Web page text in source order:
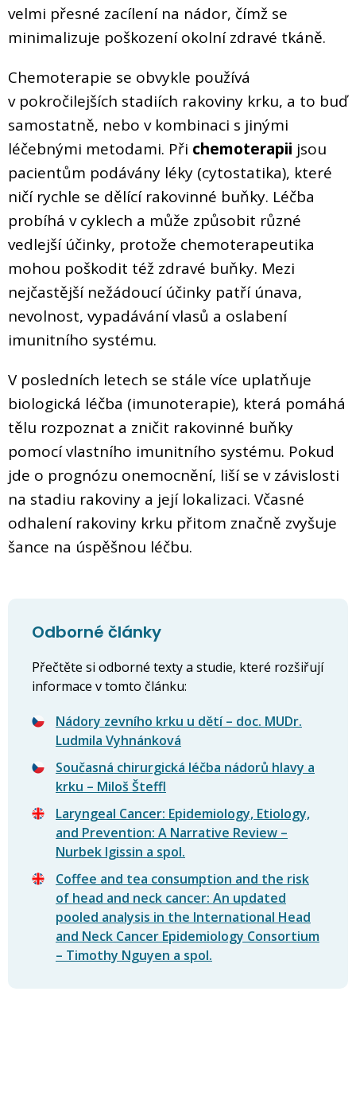
velmi přesné zacílení na nádor, čímž se
minimalizuje poškození okolní zdravé tkáně.
Chemoterapie se obvykle používá
v pokročilejších stadiích rakoviny krku, a to buď
samostatně, nebo v kombinaci s jinými
léčebnými metodami. Při chemoterapii jsou
pacientům podávány léky (cytostatika), které
ničí rychle se dělící rakovinné buňky. Léčba
probíhá v cyklech a může způsobit různé
vedlejší účinky, protože chemoterapeutika
mohou poškodit též zdravé buňky. Mezi
nejčastější nežádoucí účinky patří únava,
nevolnost, vypadávání vlasů a oslabení
imunitního systému.
V posledních letech se stále více uplatňuje
biologická léčba (imunoterapie), která pomáhá
tělu rozpoznat a zničit rakovinné buňky
pomocí vlastního imunitního systému. Pokud
jde o prognózu onemocnění, liší se v závislosti
na stadiu rakoviny a její lokalizaci. Včasné
odhalení rakoviny krku přitom značně zvyšuje
šance na úspěšnou léčbu.
Odborné články
Přečtěte si odborné texty a studie, které rozšiřují
informace v tomto článku:
Nádory zevního krku u dětí – doc. MUDr.
Ludmila Vyhnánková
Současná chirurgická léčba nádorů hlavy a
krku – Miloš Šteffl
Laryngeal Cancer: Epidemiology, Etiology,
and Prevention: A Narrative Review –
Nurbek Igissin a spol.
Coffee and tea consumption and the risk
of head and neck cancer: An updated
pooled analysis in the International Head
and Neck Cancer Epidemiology Consortium
– Timothy Nguyen a spol.